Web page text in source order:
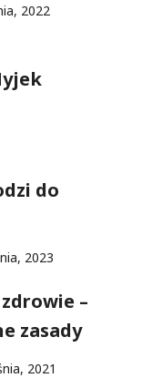
2022
do
2023
–
zasady
2021